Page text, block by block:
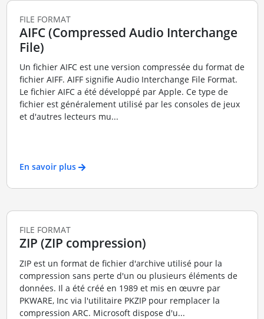
FILE FORMAT
AIFC (Compressed Audio Interchange
File)
Un fichier AIFC est une version compressée du format de
fichier AIFF. AIFF signifie Audio Interchange File Format.
Le fichier AIFC a été développé par Apple. Ce type de
fichier est généralement utilisé par les consoles de jeux
et d'autres lecteurs mu...
En savoir plus
FILE FORMAT
ZIP (ZIP compression)
ZIP est un format de fichier d'archive utilisé pour la
compression sans perte d'un ou plusieurs éléments de
données. Il a été créé en 1989 et mis en œuvre par
PKWARE, Inc via l'utilitaire PKZIP pour remplacer la
compression ARC. Microsoft dispose d'u...